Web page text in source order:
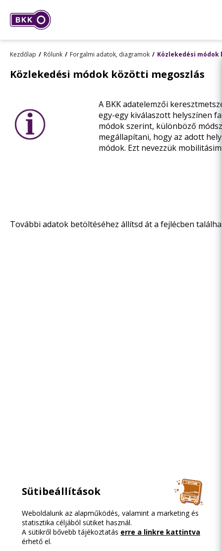
Kezdőlap Rólunk Forgalmi adatok, diagramok Közlekedési
Közlekedési módok közötti megoszlás
A BKK adatelemzői
egy-egy kiválaszott helyszínen
módok szerint, különböző
megállapítani, hogy az adott
módok. Ezt nevezzük
További adatok betöltéséhez állítsd át a fejlécben
Sütibeállítások
Weboldalunk az alapműködés, valamint a marketing és
statisztika céljából sütiket használ.
A sütikről bővebb tájékoztatás erre a linkre kattintva
érhető el.